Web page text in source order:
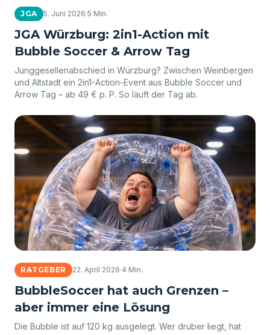
JGA 5. Juni 2026·5 Min.
JGA Würzburg: 2in1-Action mit
Bubble Soccer & Arrow Tag
Junggesellenabschied in Würzburg? Zwischen Weinbergen
und Altstadt ein 2in1-Action-Event aus Bubble Soccer und
Arrow Tag – ab 49 € p. P. So läuft der Tag ab.
RATGEBER 22. April 2026·4 Min.
BubbleSoccer hat auch Grenzen –
aber immer eine Lösung
Die Bubble ist auf 120 kg ausgelegt. Wer drüber liegt, hat